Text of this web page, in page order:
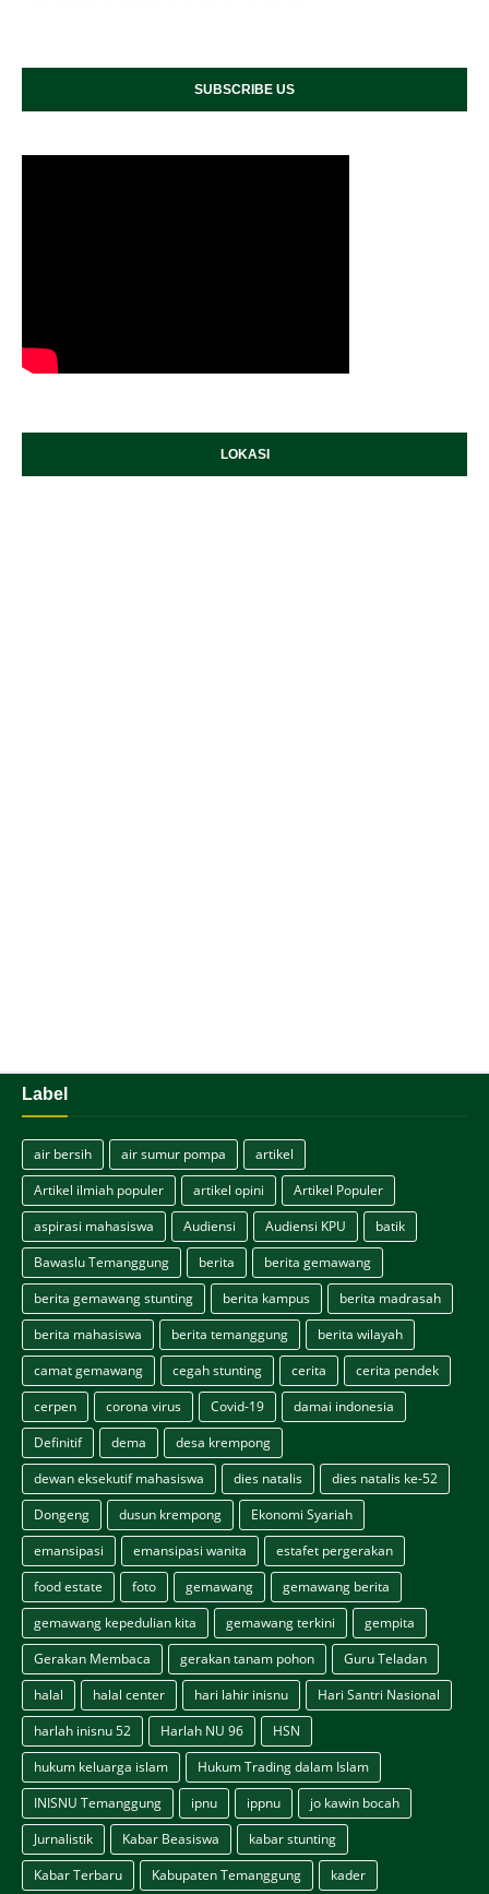
SUBSCRIBE US
LOKASI
Label
air bersih air sumur pompa
artikel
Artikel ilmiah populer
artikel opini
Artikel Populer
aspirasi mahasiswa
Audiensi Audiensi KPU
batik
Bawaslu Temanggung
berita
berita gemawang
berita gemawang stunting
berita kampus
berita madrasah
berita mahasiswa
berita temanggung
berita wilayah
camat gemawang
cegah stunting cerita
cerita pendek
cerpen
corona virus Covid-19
damai indonesia
Definitif
dema
desa krempong
dewan eksekutif mahasiswa
dies natalis
dies natalis ke-52
Dongeng
dusun krempong
Ekonomi Syariah
emansipasi
emansipasi wanita
estafet pergerakan
food estate
foto gemawang
gemawang berita
gemawang kepedulian kita
gemawang terkini
gempita
Gerakan Membaca
gerakan tanam pohon
Guru Teladan
halal
halal center hari lahir inisnu
Hari Santri Nasional
harlah inisnu 52
Harlah NU 96
HSN
hukum keluarga islam
Hukum Trading dalam Islam
INISNU Temanggung
ipnu ippnu
jo kawin bocah
Jurnalistik
Kabar Beasiswa
kabar stunting
Kabar Terbaru
Kabupaten Temanggung
kader